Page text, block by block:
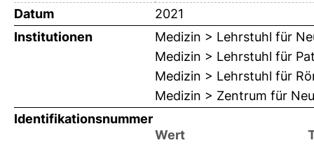
Datum
2021
Institutionen
Medizin > Lehrstuhl für
Medizin > Lehrstuhl für
Medizin > Lehrstuhl für
Medizin > Zentrum für
Identifikationsnummer
Wert